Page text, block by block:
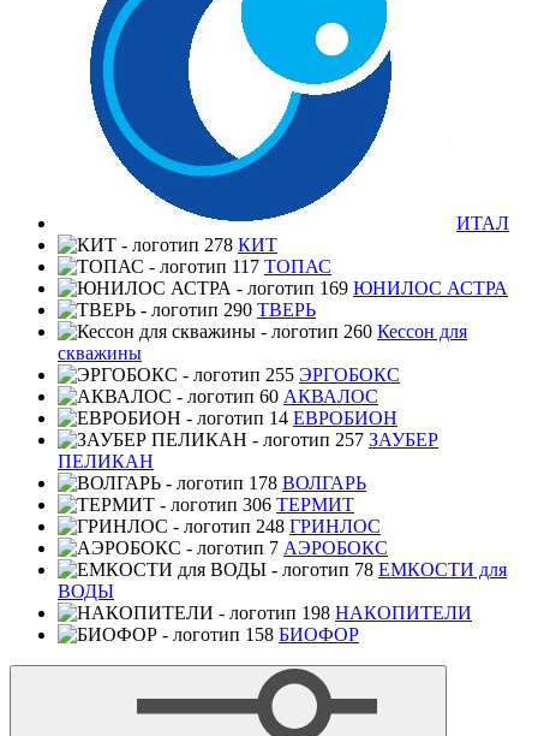
ИТАЛ
КИТ
ТОПАС
ЮНИЛОС АСТРА
ТВЕРЬ
Кессон для
скважины
ЭРГОБОКС
АКВАЛОС
ЕВРОБИОН
ЗАУБЕР
ПЕЛИКАН
ВОЛГАРЬ
ТЕРМИТ
ГРИНЛОС
АЭРОБОКС
ЕМКОСТИ для
ВОДЫ
НАКОПИТЕЛИ
БИОФОР